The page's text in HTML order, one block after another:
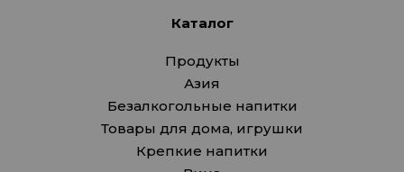
Каталог
Продукты
Азия
Безалкогольные напитки
Товары для дома, игрушки
Крепкие напитки